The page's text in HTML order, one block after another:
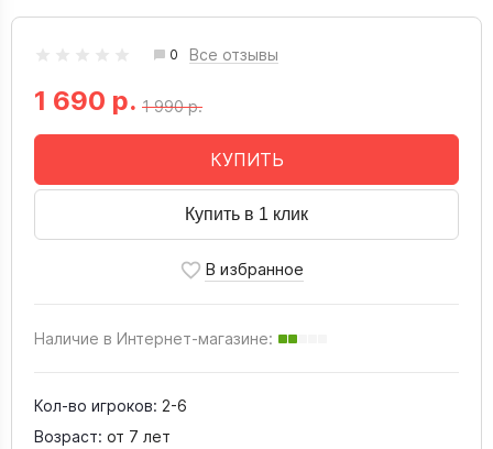
0 Все отзывы
1 990 р.
1 690 р.
КУПИТЬ
Купить в 1 клик
Наличие в Интернет-магазине:
Кол-во игроков: 2-6
Возраст: от 7 лет